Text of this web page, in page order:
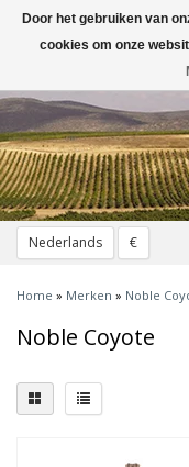
Nederlands €
Toggle
navigation
Home » Merken » Noble
Noble Coyote
Door het gebruiken van
cookies om onze